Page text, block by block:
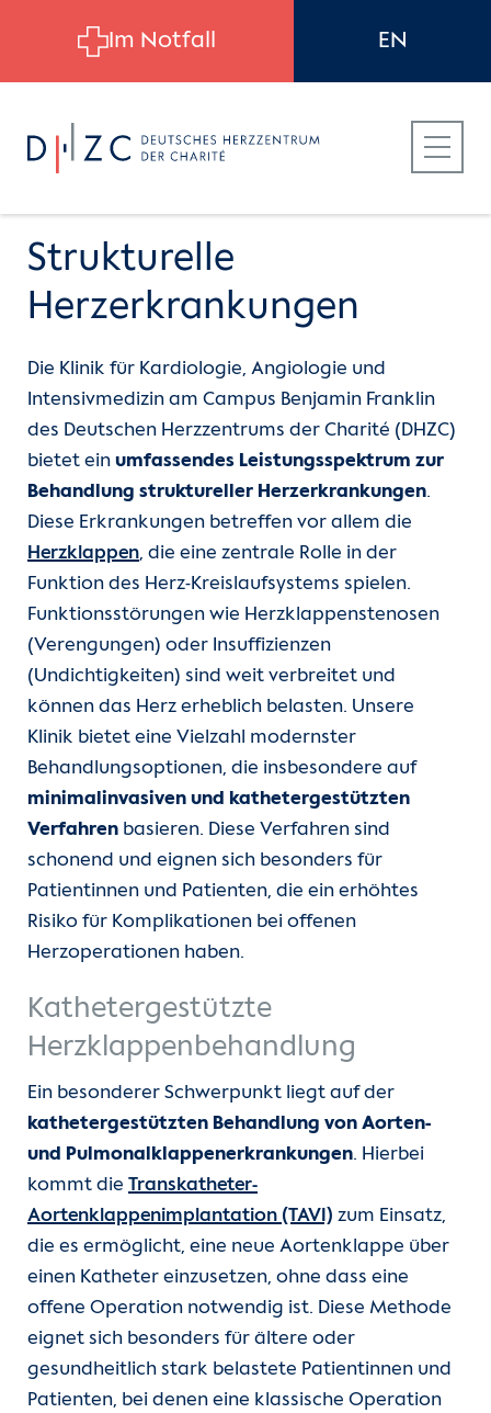
Für Zuweiser:innen
Für Bewerber:innen
Unsere Kliniken
Einheiten
Für Patient:innen
Für Zuweiser:innen
Karriere
Herzatlas
Forschung
Über uns
Kontakt
Internationale Patienten
Einblicke
Strukturelle
Herzerkrankungen
Die Klinik für Kardiologie, Angiologie und
Intensivmedizin am Campus Benjamin Franklin
des Deutschen Herzzentrums der Charité (DHZC)
bietet ein umfassendes Leistungsspektrum zur
Behandlung struktureller Herzerkrankungen.
Diese Erkrankungen betreffen vor allem die
Herzklappen, die eine zentrale Rolle in der
Funktion des Herz-Kreislaufsystems spielen.
Funktionsstörungen wie Herzklappenstenosen
(Verengungen) oder Insuffizienzen
(Undichtigkeiten) sind weit verbreitet und
können das Herz erheblich belasten. Unsere
Klinik bietet eine Vielzahl modernster
Behandlungsoptionen, die insbesondere auf
minimalinvasiven und kathetergestützten
Verfahren basieren. Diese Verfahren sind
schonend und eignen sich besonders für
Patientinnen und Patienten, die ein erhöhtes
Risiko für Komplikationen bei offenen
Herzoperationen haben.
Kathetergestützte
Herzklappenbehandlung
Ein besonderer Schwerpunkt liegt auf der
kathetergestützten Behandlung von Aorten-
und Pulmonalklappenerkrankungen. Hierbei
kommt die Transkatheter-
Aortenklappenimplantation (TAVI) zum Einsatz,
die es ermöglicht, eine neue Aortenklappe über
einen Katheter einzusetzen, ohne dass eine
offene Operation notwendig ist. Diese Methode
eignet sich besonders für ältere oder
gesundheitlich stark belastete Patientinnen und
Patienten, bei denen eine klassische Operation
Im Notfall EN